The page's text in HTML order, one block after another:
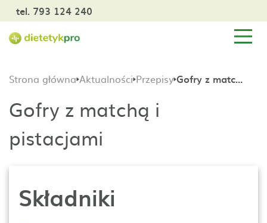
tel. 793 124 240
Strona główna Aktualności Przepisy Gofry z matchą i pistacjami
Gofry z matchą i
pistacjami
Składniki